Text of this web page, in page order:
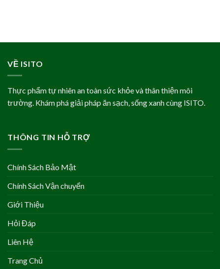
VỀ ISITO
Thực phẩm tự nhiên an toàn sức khỏe và thân thiện môi
trường. Khám phá giải pháp ăn sạch, sống xanh cùng ISITO.
THÔNG TIN HỖ TRỢ
Chính Sách Bảo Mật
Chính Sách Vận chuyển
Giới Thiệu
Hỏi Đáp
Liên Hệ
Trang Chủ